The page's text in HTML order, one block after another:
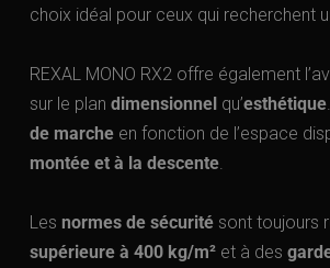
choix idéal pour ceux qui recherchent
REXAL MONO RX2 offre également
sur le plan dimensionnelqu’esthétique
de marcheen fonction de l’espace
montée et à la descente.
Les normes de sécuritésont toujours
supérieure à 400 kg/m²et à des